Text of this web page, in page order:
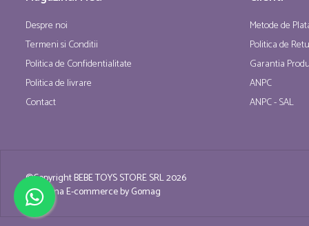
Despre noi
Termeni si Conditii
Politica de Confidentialitate
Politica de livrare
Contact
Metode de
Politica de
Garantia
ANPC
ANPC - SAL
©Copyright BEBE TOYS STORE SRL 2026
Platforma E-commerce by Gomag